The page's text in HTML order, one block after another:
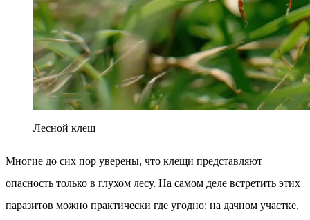
Лесной клещ
Многие до сих пор уверены, что клещи представляют
опасность только в глухом лесу. На самом деле встретить этих
паразитов можно практически где угодно: на дачном участке,